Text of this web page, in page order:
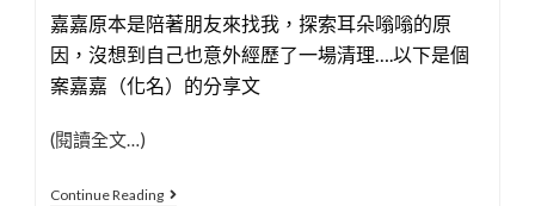
嘉嘉原本是陪著朋友來找我，探索耳朵嗡嗡的原
因，沒想到自己也意外經歷了一場清理….以下是個
案嘉嘉（化名）的分享文
(閱讀全文…)
Continue Reading
深